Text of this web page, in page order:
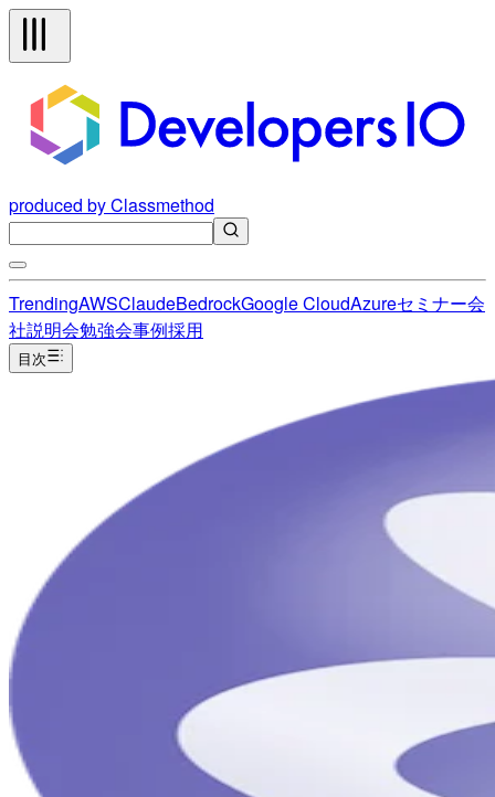
produced by Classmethod
TrendingAWSClaudeBedrockGoogle CloudAzureセミナー会
社説明会勉強会事例採用
目次